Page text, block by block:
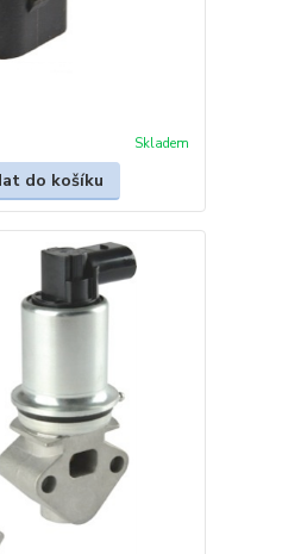
Skladem
do košíku